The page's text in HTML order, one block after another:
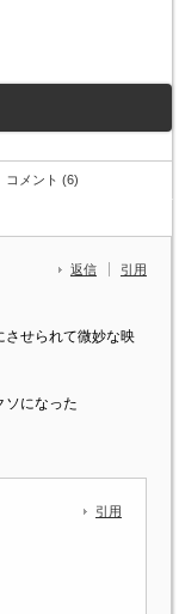
コメント (6)
返信 引用
させられて微妙な映
ソになった
引用